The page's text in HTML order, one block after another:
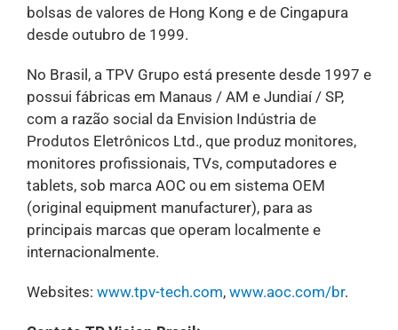
bolsas de valores de Hong Kong e de Cingapura
desde outubro de 1999.
No Brasil, a TPV Grupo está presente desde 1997 e
possui fábricas em Manaus / AM e Jundiaí / SP,
com a razão social da Envision Indústria de
Produtos Eletrônicos Ltd., que produz monitores,
monitores profissionais, TVs, computadores e
tablets, sob marca AOC ou em sistema OEM
(original equipment manufacturer), para as
principais marcas que operam localmente e
internacionalmente.
Websites: www.tpv-tech.com, www.aoc.com/br.